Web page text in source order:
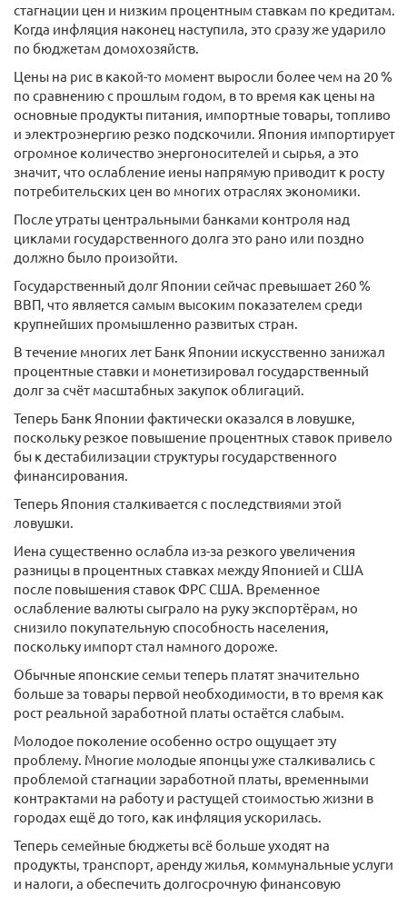
стагнации цен и низким процентным ставкам по кредитам.
Когда инфляция наконец наступила, это сразу же ударило
по бюджетам домохозяйств.
Цены на рис в какой-то момент выросли более чем на 20 %
по сравнению с прошлым годом, в то время как цены на
основные продукты питания, импортные товары, топливо
и электроэнергию резко подскочили. Япония импортирует
огромное количество энергоносителей и сырья, а это
значит, что ослабление иены напрямую приводит к росту
потребительских цен во многих отраслях экономики.
После утраты центральными банками контроля над
циклами государственного долга это рано или поздно
должно было произойти.
Государственный долг Японии сейчас превышает 260 %
ВВП, что является самым высоким показателем среди
крупнейших промышленно развитых стран.
В течение многих лет Банк Японии искусственно занижал
процентные ставки и монетизировал государственный
долг за счёт масштабных закупок облигаций.
Теперь Банк Японии фактически оказался в ловушке,
поскольку резкое повышение процентных ставок привело
бы к дестабилизации структуры государственного
финансирования.
Теперь Япония сталкивается с последствиями этой
ловушки.
Иена существенно ослабла из-за резкого увеличения
разницы в процентных ставках между Японией и США
после повышения ставок ФРС США. Временное
ослабление валюты сыграло на руку экспортёрам, но
снизило покупательную способность населения,
поскольку импорт стал намного дороже.
Обычные японские семьи теперь платят значительно
больше за товары первой необходимости, в то время как
рост реальной заработной платы остаётся слабым.
Молодое поколение особенно остро ощущает эту
проблему. Многие молодые японцы уже сталкивались с
проблемой стагнации заработной платы, временными
контрактами на работу и растущей стоимостью жизни в
городах ещё до того, как инфляция ускорилась.
Теперь семейные бюджеты всё больше уходят на
продукты, транспорт, аренду жилья, коммунальные услуги
и налоги, а обеспечить долгосрочную финансовую